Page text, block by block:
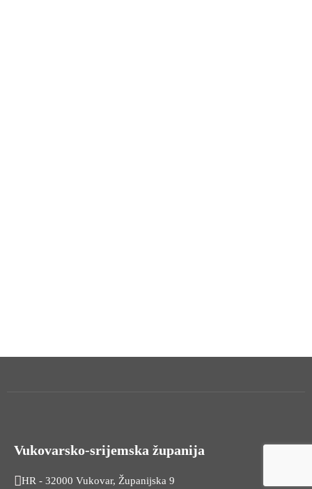
Vukovarsko-srijemska županija
HR - 32000 Vukovar, Županijska 9